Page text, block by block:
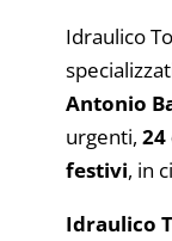
Idraulico
Antonio
urgenti, 24
festivi, in
Idraulico